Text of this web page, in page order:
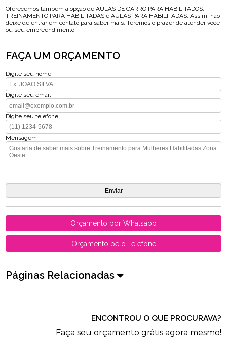
Oferecemos também a opção de AULAS DE CARRO PARA HABILITADOS,
TREINAMENTO PARA HABILITADAS e AULAS PARA HABILITADAS. Assim, não
deixe de entrar em contato para saber mais. Teremos o prazer de atender você
ou seu empreendimento!
FAÇA UM ORÇAMENTO
Digite seu nome
Digite seu email
Digite seu telefone
Mensagem
Orçamento por Whatsapp
Orçamento pelo Telefone
Páginas Relacionadas
ENCONTROU O QUE PROCURAVA?
Faça seu orçamento grátis agora mesmo!